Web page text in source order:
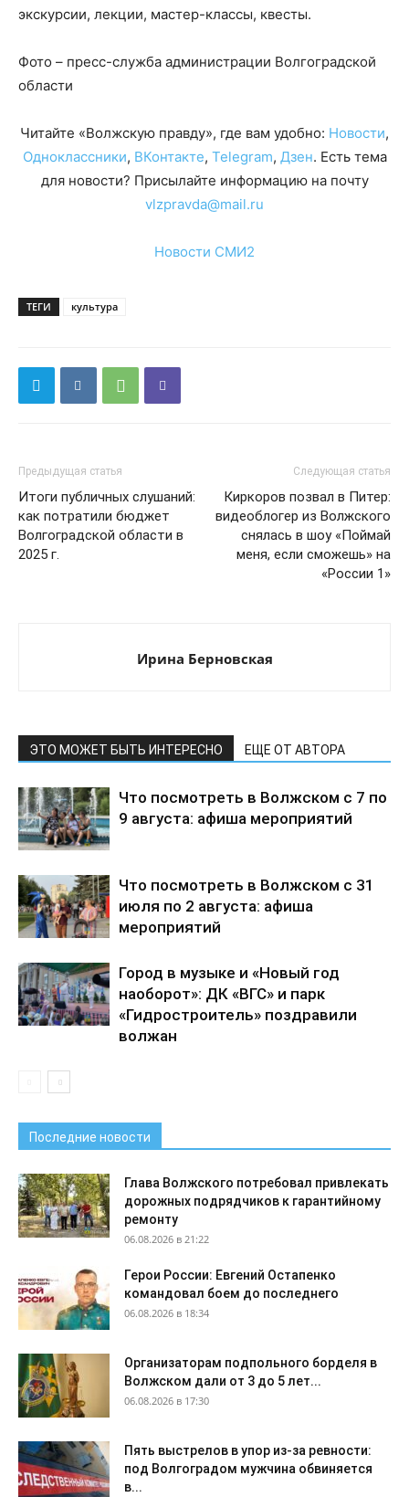
экскурсии, лекции, мастер-классы, квесты.
Фото – пресс-служба администрации Волгоградской
области
Читайте «Волжскую правду», где вам удобно: Новости,
Одноклассники, ВКонтакте, Telegram, Дзен. Есть тема
для новости? Присылайте информацию на почту
vlzpravda@mail.ru
Новости СМИ2
ТЕГИ культура
Предыдущая статья
Итоги публичных слушаний:
как потратили бюджет
Волгоградской области в
2025 г.
Следующая статья
Киркоров позвал в Питер:
видеоблогер из Волжского
снялась в шоу «Поймай
меня, если сможешь» на
«России 1»
Ирина Берновская
ЭТО МОЖЕТ БЫТЬ ИНТЕРЕСНО ЕЩЕ ОТ АВТОРА
Что посмотреть в Волжском с 7 по
9 августа: афиша мероприятий
Что посмотреть в Волжском с 31
июля по 2 августа: афиша
мероприятий
Город в музыке и «Новый год
наоборот»: ДК «ВГС» и парк
«Гидростроитель» поздравили
волжан
Последние новости
Глава Волжского потребовал привлекать
дорожных подрядчиков к гарантийному
ремонту
06.08.2026 в 21:22
Герои России: Евгений Остапенко
командовал боем до последнего
06.08.2026 в 18:34
Организаторам подпольного борделя в
Волжском дали от 3 до 5 лет...
06.08.2026 в 17:30
Пять выстрелов в упор из-за ревности:
под Волгоградом мужчина обвиняется
в...